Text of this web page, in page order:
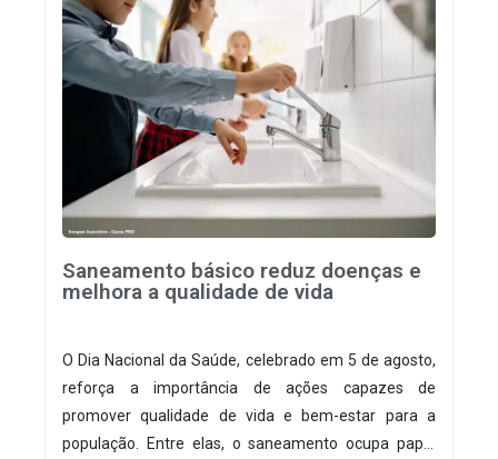
Saneamento básico reduz doenças e
melhora a qualidade de vida
O Dia Nacional da Saúde, celebrado em 5 de agosto,
reforça a importância de ações capazes de
promover qualidade de vida e bem-estar para a
população. Entre elas, o saneamento ocupa papel